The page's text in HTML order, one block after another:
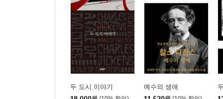
두 도시 이야기 예수의 생애